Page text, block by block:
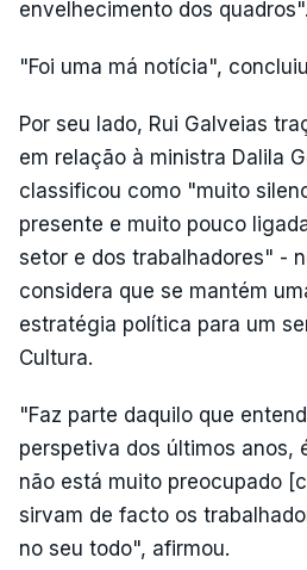
envelhecimento dos quadros".
"Foi uma má notícia",
Por seu lado, Rui Galveias
em relação à ministra Dalila
classificou como "muito
presente e muito pouco
setor e dos trabalhadores" -
considera que se mantém
estratégia política para um
Cultura.
"Faz parte daquilo que
perspetiva dos últimos anos,
não está muito preocupado
sirvam de facto os
no seu todo", afirmou.